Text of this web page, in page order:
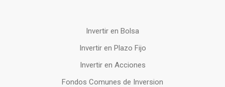
Invertir en Bolsa
Invertir en Plazo Fijo
Invertir en Acciones
Fondos Comunes de Inversion